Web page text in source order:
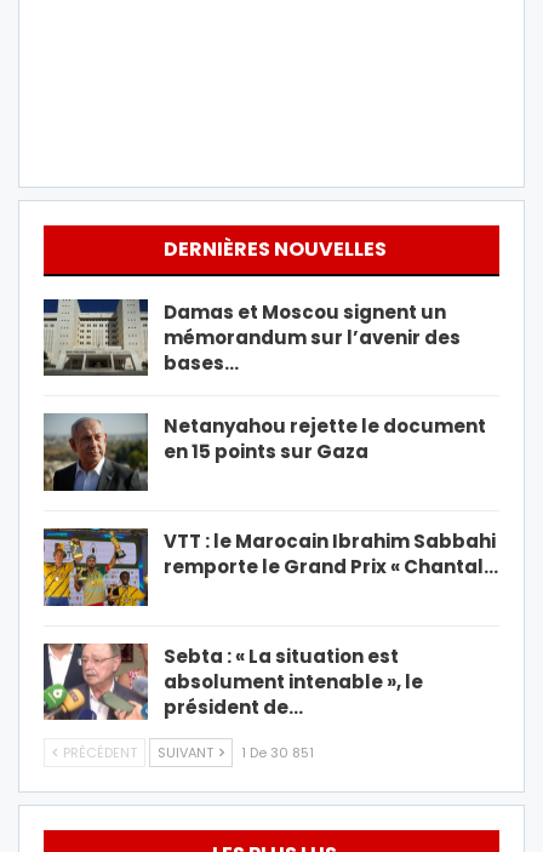
DERNIÈRES NOUVELLES
Damas et Moscou signent un
mémorandum sur l’avenir des
bases…
Netanyahou rejette le document
en 15 points sur Gaza
VTT : le Marocain Ibrahim Sabbahi
remporte le Grand Prix « Chantal…
Sebta : « La situation est
absolument intenable », le
président de…
PRÉCÉDENT SUIVANT 1 De 30 851